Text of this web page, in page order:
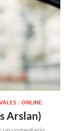
/ ONLINE
Arslan)